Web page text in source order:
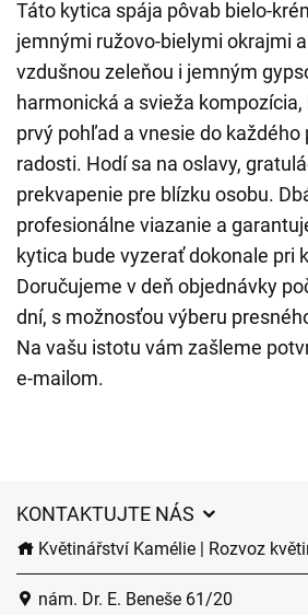
Táto kytica spája pôvab bielo-
jemnými ružovo-bielymi okrajmi
vzdušnou zeleňou i jemným
harmonická a svieža
prvý pohľad a vnesie do každého
radosti. Hodí sa na oslavy,
prekvapenie pre blízku osobu.
profesionálne viazanie a
kytica bude vyzerať dokonale pri
Doručujeme v deň objednávky
dní, s možnosťou výberu
Na vašu istotu vám zašleme
e-mailom.
KONTAKTUJTE NÁS
Květinářství Kamélie | Rozvoz
nám. Dr. E. Beneše 61/20